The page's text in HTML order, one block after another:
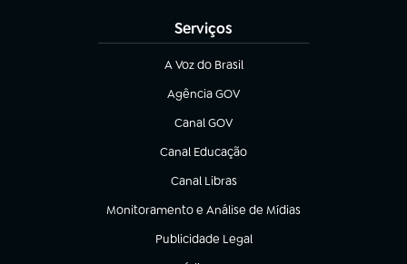
Serviços
A Voz do Brasil
(abre em nova aba)
Agência GOV
(abre em nova aba)
Canal GOV
(abre em nova aba)
Canal Educação
(abre em nova aba)
Canal Libras
(abre em nova aba)
Monitoramento e Análise de Mídias
(abre em nova aba)
Publicidade Legal
(abre em nova aba)